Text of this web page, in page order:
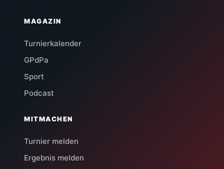
MAGAZIN
Turnierkalender
GPdPa
Sport
Podcast
MITMACHEN
Turnier melden
Ergebnis melden